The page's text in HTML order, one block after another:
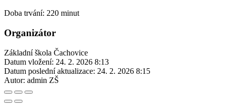
Doba trvání: 220 minut
Organizátor
Základní škola Čachovice
Datum vložení: 24. 2. 2026 8:13
Datum poslední aktualizace: 24. 2. 2026 8:15
Autor: admin ZŠ